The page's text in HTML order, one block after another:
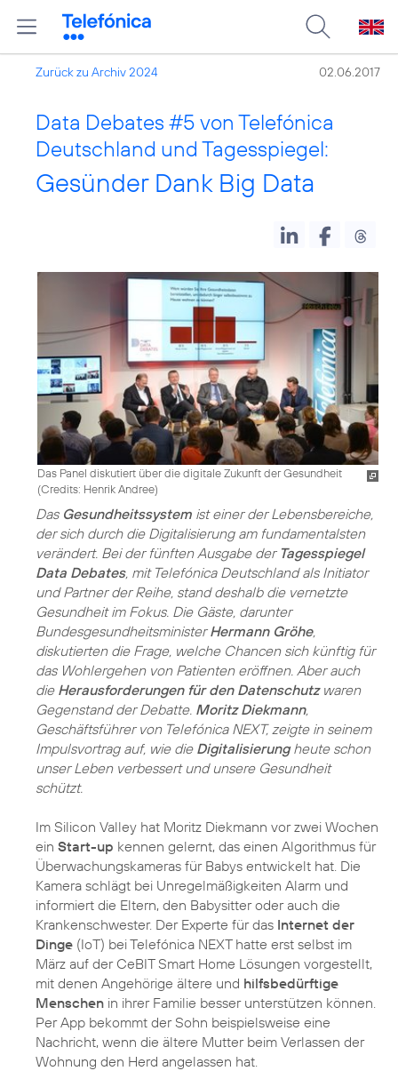
Zurück zu Archiv 2024 02.06.2017
Data Debates #5 von Telefónica
Deutschland und Tagesspiegel:
Gesünder Dank Big Data
Das Panel diskutiert über die digitale Zukunft der Gesundheit
(Credits: Henrik Andree)
Das Gesundheitssystem ist einer der Lebensbereiche,
der sich durch die Digitalisierung am fundamentalsten
verändert. Bei der fünften Ausgabe der Tagesspiegel
Data Debates, mit Telefónica Deutschland als Initiator
und Partner der Reihe, stand deshalb die vernetzte
Gesundheit im Fokus. Die Gäste, darunter
BundesgesundheitsministerHermann Gröhe,
diskutierten die Frage, welche Chancen sich künftig für
das Wohlergehen von Patienten eröffnen. Aber auch
die Herausforderungen für den Datenschutzwaren
Gegenstand der Debatte. Moritz Diekmann,
Geschäftsführer von Telefónica NEXT, zeigte in seinem
Impulsvortrag auf, wie die Digitalisierungheute schon
unser Leben verbessert und unsere Gesundheit
schützt.
Im Silicon Valley hat Moritz Diekmann vor zwei Wochen
ein Start-up kennen gelernt, das einen Algorithmus für
Überwachungskameras für Babys entwickelt hat. Die
Kamera schlägt bei Unregelmäßigkeiten Alarm und
informiert die Eltern, den Babysitter oder auch die
Krankenschwester. Der Experte für das Internet der
Dinge (IoT) bei Telefónica NEXT hatte erst selbst im
März auf der CeBITSmart Home Lösungen vorgestellt,
mit denen Angehörige ältere und hilfsbedürftige
Menschen in ihrer Familie besser unterstützen können.
Per App bekommt der Sohn beispielsweise eine
Nachricht, wenn die ältere Mutter beim Verlassen der
Wohnung den Herd angelassen hat.